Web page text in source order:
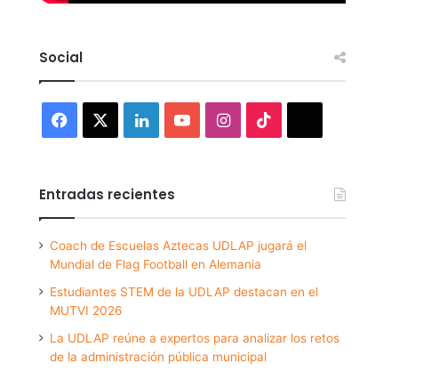
Social
Facebook LinkedInYouTubeInstagram
Entradas recientes
Coach de Escuelas Aztecas UDLAP jugará el
Mundial de Flag Football en Alemania
Estudiantes STEM de la UDLAP destacan en el
MUTVI 2026
La UDLAP reúne a expertos para analizar los retos
de la administración pública municipal